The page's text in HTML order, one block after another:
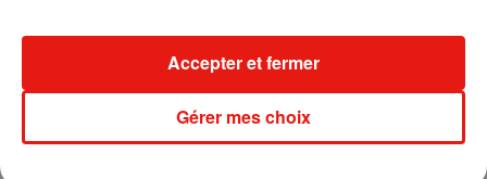
Becky G sur son nouveau single
Gérer mes choix
Accepter et fermer